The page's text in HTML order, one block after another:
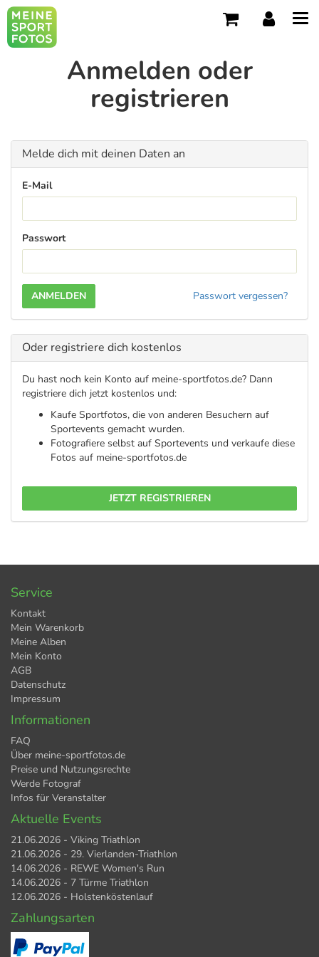
Anmelden oder
registrieren
Melde dich mit deinen Daten an
E-Mail
Passwort
Passwort vergessen?
Oder registriere dich kostenlos
Du hast noch kein Konto auf meine-sportfotos.de? Dann
registriere dich jetzt kostenlos und:
Kaufe Sportfotos, die von anderen Besuchern auf
Sportevents gemacht wurden.
Fotografiere selbst auf Sportevents und verkaufe diese
Fotos auf meine-sportfotos.de
JETZT REGISTRIEREN
Service
Kontakt
Mein Warenkorb
Meine Alben
Mein Konto
AGB
Datenschutz
Impressum
Informationen
FAQ
Über meine-sportfotos.de
Preise und Nutzungsrechte
Werde Fotograf
Infos für Veranstalter
Aktuelle Events
21.06.2026 - Viking Triathlon
21.06.2026 - 29. Vierlanden-Triathlon
14.06.2026 - REWE Women's Run
14.06.2026 - 7 Türme Triathlon
12.06.2026 - Holstenköstenlauf
Zahlungsarten